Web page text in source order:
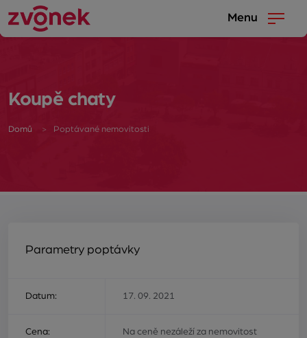
Menu
Koupě chaty
Domů Poptávané nemovitosti
Parametry poptávky
Datum: 17. 09. 2021
Cena: Na ceně nezáleží za nemovitost